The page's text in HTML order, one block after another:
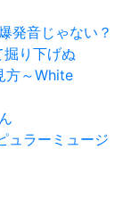
発音じゃない？
り下げぬ
方～White
ュラーミュージ